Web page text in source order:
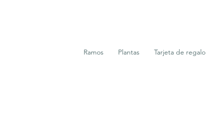
Ramos Plantas Tarjeta de regalo